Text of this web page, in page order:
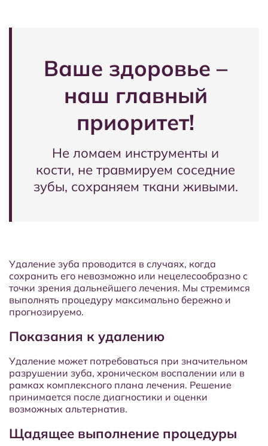
Ваше здоровье –
наш главный
приоритет!
Не ломаем инструменты и
кости, не травмируем соседние
зубы, сохраняем ткани живыми.
Удаление зуба проводится в случаях, когда
сохранить его невозможно или нецелесообразно с
точки зрения дальнейшего лечения. Мы стремимся
выполнять процедуру максимально бережно и
прогнозируемо.
Показания к удалению
Удаление может потребоваться при значительном
разрушении зуба, хроническом воспалении или в
рамках комплексного плана лечения. Решение
принимается после диагностики и оценки
возможных альтернатив.
Щадящее выполнение процедуры